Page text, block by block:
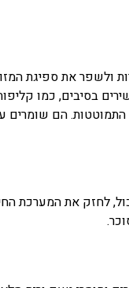
ולשפר את ספיגת
בסיבים, כמו
התמוטטות. הם
לחזק את המערכת